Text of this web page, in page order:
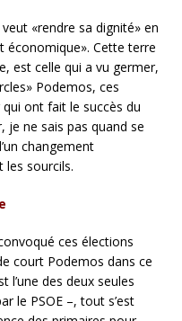
«rendre sa dignité» en
économique». Cette terre
est celle qui a vu germer,
Podemos, ces
ont fait le succès du
je ne sais pas quand se
changement
les sourcils.
ces élections
court Podemos dans ce
l’une des deux seules
le PSOE –, tout s’est